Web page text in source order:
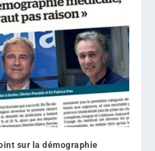
sur la démographie